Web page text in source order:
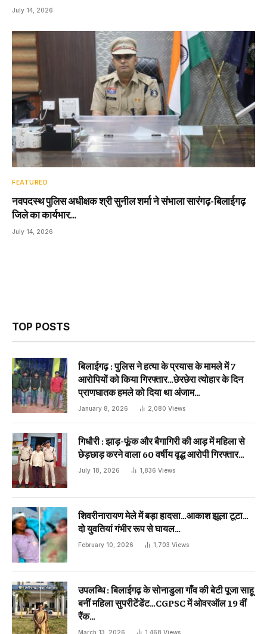
July 14, 2026
FEATURED
नवपदस्थ पुलिस अधीक्षक श्री सुनील शर्मा ने संभाला सारंगढ़-बिलाईगढ़
जिले का कार्यभार…
July 14, 2026
TOP POSTS
बिलाईगढ़ : पुलिस ने हत्या के प्रयास के मामले में 7
आरोपियों को किया गिरफ्तार…छेरछेरा त्योहार के दिन
प्राणघातक हमले को दिया था अंजाम…
January 8, 2026 2,080 Views
गिधौरी : झाड़-फूंक और बैगागिरी की आड़ में महिला से
छेड़छाड़ करने वाला 60 वर्षीय वृद्ध आरोपी गिरफ्तार…
July 18, 2026 1,836 Views
शिवरीनारायण मेले में बड़ा हादसा…आकाश झूला टूटा…
दो युवतियां गंभीर रूप से घायल…
February 10, 2026 1,703 Views
उपलब्धि : बिलाईगढ़ के सोनाडुला गाँव की बेटी पूजा साहू
बनीं महिला सुपरीटेंडेंट…CGPSC में ओवरऑल 19 वीं
रैंक…
March 13, 2026 1,468 Views